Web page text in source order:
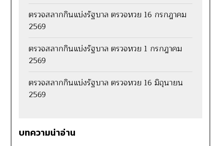
ตรวจสลากกินแบ่งรัฐบาล ตรวจหวย 16 กรกฎาคม
2569
ตรวจสลากกินแบ่งรัฐบาล ตรวจหวย 1 กรกฎาคม
2569
ตรวจสลากกินแบ่งรัฐบาล ตรวจหวย 16 มิถุนายน
2569
บทความน่าอ่าน